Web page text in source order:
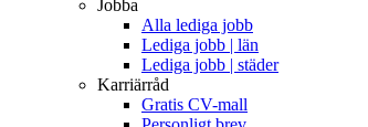
Jobba
Alla lediga jobb
Lediga jobb | län
Lediga jobb | städer
Karriärråd
Gratis CV-mall